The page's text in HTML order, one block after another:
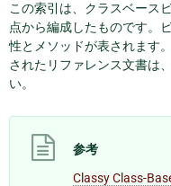
この索引は、クラスベース
点から編成したものです。
性とメソッドが表されます
されたリファレンス文書は、
い。
参考
Classy Class-